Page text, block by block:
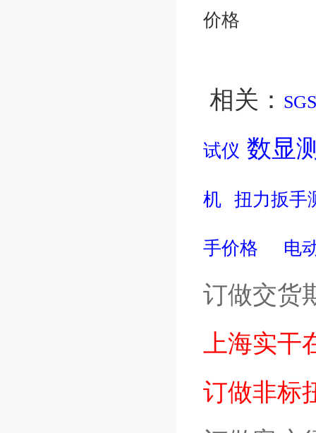
相关：
试仪 数显
机 扭力扳手
手价格 电
订做交货
上海实干
订做非标